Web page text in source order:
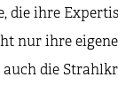
die ihre
nur ihre
die